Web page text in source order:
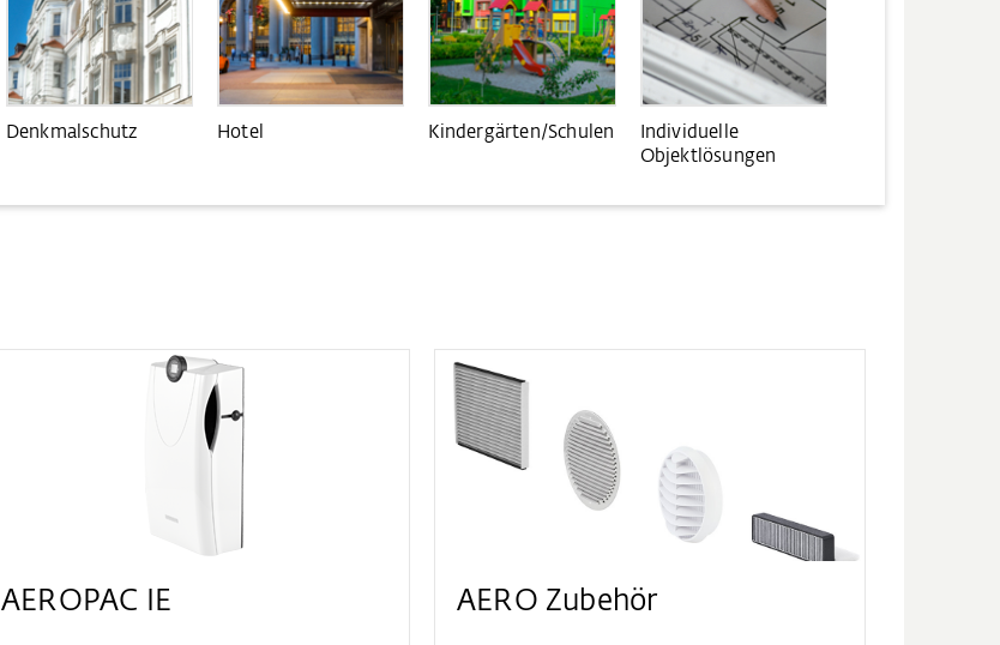
Denkmalschutz Hotel Kindergärten/Schulen
Individuelle
Objektlösungen
AEROPAC IE AERO Zubehör